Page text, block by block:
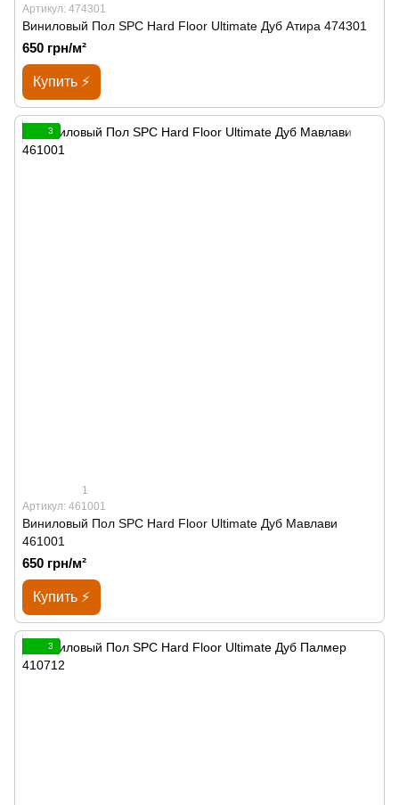
Артикул: 474301
Виниловый Пол SPС Hard Floor Ultimate Дуб Атира 474301
650 грн/м²
Купить ⚡
3
1
Артикул: 461001
Виниловый Пол SPС Hard Floor Ultimate Дуб Мавлави
461001
650 грн/м²
Купить ⚡
3